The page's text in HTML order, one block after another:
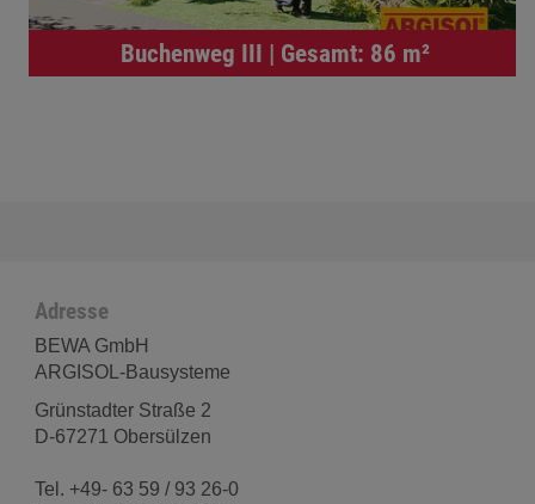
Buchenweg III | Gesamt: 86 m²
Adresse
BEWA GmbH
ARGISOL-Bausysteme
Grünstadter Straße 2
D-67271 Obersülzen
Tel. +49- 63 59 / 93 26-0